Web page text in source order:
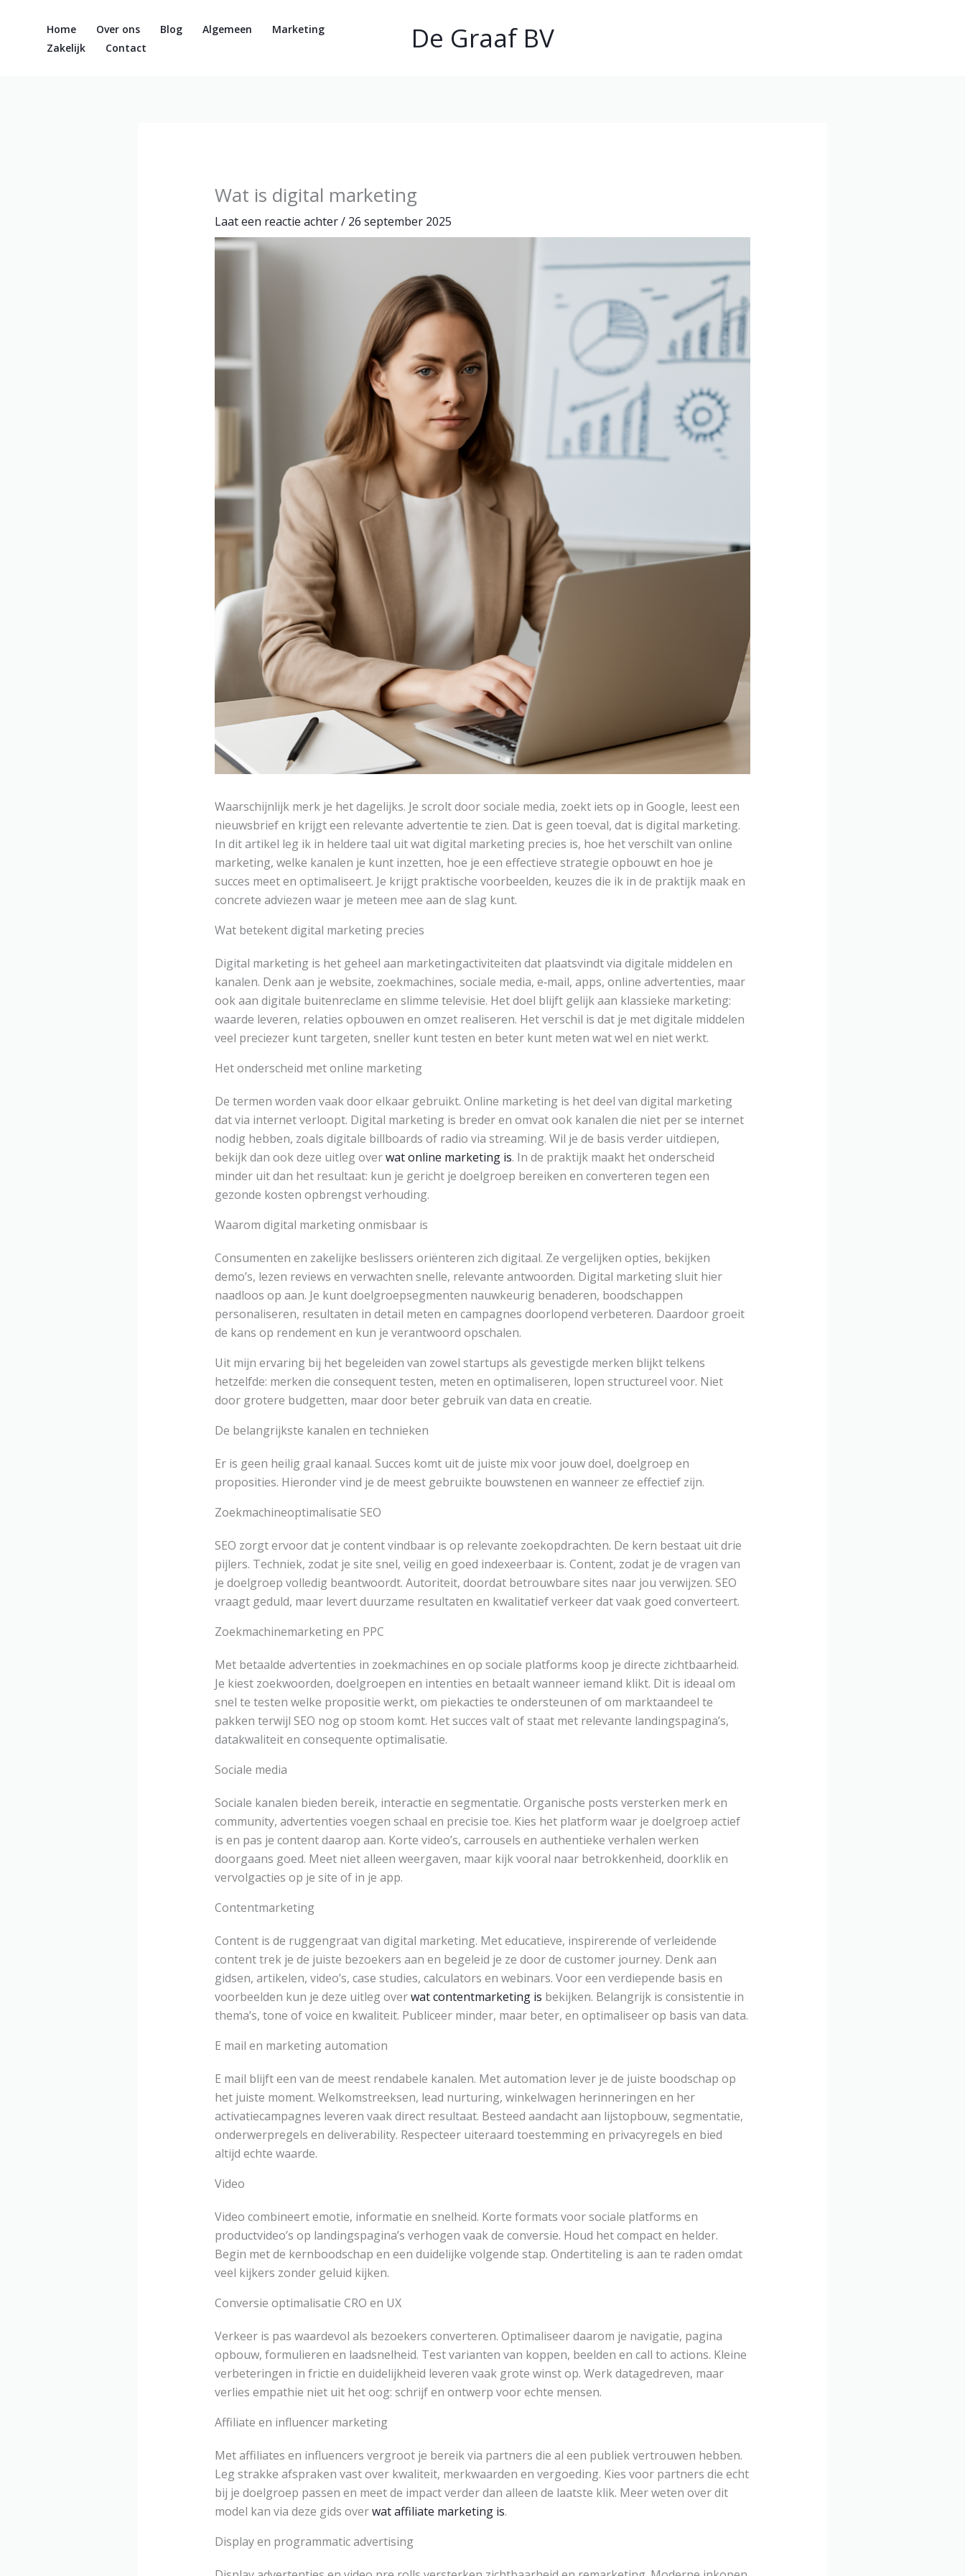
Home Over ons Blog Algemeen
Marketing
Zakelijk
Contact De Graaf BV
Wat is digital marketing
Laat een reactie achter/ 26 september 2025
Waarschijnlijk merk je het dagelijks. Je scrolt door sociale media, zoekt iets op in Google, leest een
nieuwsbrief en krijgt een relevante advertentie te zien. Dat is geen toeval, dat is digital marketing.
In dit artikel leg ik in heldere taal uit wat digital marketing precies is, hoe het verschilt van online
marketing, welke kanalen je kunt inzetten, hoe je een effectieve strategie opbouwt en hoe je
succes meet en optimaliseert. Je krijgt praktische voorbeelden, keuzes die ik in de praktijk maak en
concrete adviezen waar je meteen mee aan de slag kunt.
Wat betekent digital marketing precies
Digital marketing is het geheel aan marketingactiviteiten dat plaatsvindt via digitale middelen en
kanalen. Denk aan je website, zoekmachines, sociale media, e‑mail, apps, online advertenties, maar
ook aan digitale buitenreclame en slimme televisie. Het doel blijft gelijk aan klassieke marketing:
waarde leveren, relaties opbouwen en omzet realiseren. Het verschil is dat je met digitale middelen
veel preciezer kunt targeten, sneller kunt testen en beter kunt meten wat wel en niet werkt.
Het onderscheid met online marketing
De termen worden vaak door elkaar gebruikt. Online marketing is het deel van digital marketing
dat via internet verloopt. Digital marketing is breder en omvat ook kanalen die niet per se internet
nodig hebben, zoals digitale billboards of radio via streaming. Wil je de basis verder uitdiepen,
bekijk dan ook deze uitleg overwat online marketing is. In de praktijk maakt het onderscheid
minder uit dan het resultaat: kun je gericht je doelgroep bereiken en converteren tegen een
gezonde kosten opbrengst verhouding.
Waarom digital marketing onmisbaar is
Consumenten en zakelijke beslissers oriënteren zich digitaal. Ze vergelijken opties, bekijken
demo’s, lezen reviews en verwachten snelle, relevante antwoorden. Digital marketing sluit hier
naadloos op aan. Je kunt doelgroepsegmenten nauwkeurig benaderen, boodschappen
personaliseren, resultaten in detail meten en campagnes doorlopend verbeteren. Daardoor groeit
de kans op rendement en kun je verantwoord opschalen.
Uit mijn ervaring bij het begeleiden van zowel startups als gevestigde merken blijkt telkens
hetzelfde: merken die consequent testen, meten en optimaliseren, lopen structureel voor. Niet
door grotere budgetten, maar door beter gebruik van data en creatie.
De belangrijkste kanalen en technieken
Er is geen heilig graal kanaal. Succes komt uit de juiste mix voor jouw doel, doelgroep en
proposities. Hieronder vind je de meest gebruikte bouwstenen en wanneer ze effectief zijn.
Zoekmachineoptimalisatie SEO
SEO zorgt ervoor dat je content vindbaar is op relevante zoekopdrachten. De kern bestaat uit drie
pijlers. Techniek, zodat je site snel, veilig en goed indexeerbaar is. Content, zodat je de vragen van
je doelgroep volledig beantwoordt. Autoriteit, doordat betrouwbare sites naar jou verwijzen. SEO
vraagt geduld, maar levert duurzame resultaten en kwalitatief verkeer dat vaak goed converteert.
Zoekmachinemarketing en PPC
Met betaalde advertenties in zoekmachines en op sociale platforms koop je directe zichtbaarheid.
Je kiest zoekwoorden, doelgroepen en intenties en betaalt wanneer iemand klikt. Dit is ideaal om
snel te testen welke propositie werkt, om piekacties te ondersteunen of om marktaandeel te
pakken terwijl SEO nog op stoom komt. Het succes valt of staat met relevante landingspagina’s,
datakwaliteit en consequente optimalisatie.
Sociale media
Sociale kanalen bieden bereik, interactie en segmentatie. Organische posts versterken merk en
community, advertenties voegen schaal en precisie toe. Kies het platform waar je doelgroep actief
is en pas je content daarop aan. Korte video’s, carrousels en authentieke verhalen werken
doorgaans goed. Meet niet alleen weergaven, maar kijk vooral naar betrokkenheid, doorklik en
vervolgacties op je site of in je app.
Contentmarketing
Content is de ruggengraat van digital marketing. Met educatieve, inspirerende of verleidende
content trek je de juiste bezoekers aan en begeleid je ze door de customer journey. Denk aan
gidsen, artikelen, video’s, case studies, calculators en webinars. Voor een verdiepende basis en
voorbeelden kun je deze uitleg overwat contentmarketing is bekijken. Belangrijk is consistentie in
thema’s, tone of voice en kwaliteit. Publiceer minder, maar beter, en optimaliseer op basis van data.
E mail en marketing automation
E mail blijft een van de meest rendabele kanalen. Met automation lever je de juiste boodschap op
het juiste moment. Welkomstreeksen, lead nurturing, winkelwagen herinneringen en her
activatiecampagnes leveren vaak direct resultaat. Besteed aandacht aan lijstopbouw, segmentatie,
onderwerpregels en deliverability. Respecteer uiteraard toestemming en privacyregels en bied
altijd echte waarde.
Video
Video combineert emotie, informatie en snelheid. Korte formats voor sociale platforms en
productvideo’s op landingspagina’s verhogen vaak de conversie. Houd het compact en helder.
Begin met de kernboodschap en een duidelijke volgende stap. Ondertiteling is aan te raden omdat
veel kijkers zonder geluid kijken.
Conversie optimalisatie CRO en UX
Verkeer is pas waardevol als bezoekers converteren. Optimaliseer daarom je navigatie, pagina
opbouw, formulieren en laadsnelheid. Test varianten van koppen, beelden en call to actions. Kleine
verbeteringen in frictie en duidelijkheid leveren vaak grote winst op. Werk datagedreven, maar
verlies empathie niet uit het oog: schrijf en ontwerp voor echte mensen.
Affiliate en influencer marketing
Met affiliates en influencers vergroot je bereik via partners die al een publiek vertrouwen hebben.
Leg strakke afspraken vast over kwaliteit, merkwaarden en vergoeding. Kies voor partners die echt
bij je doelgroep passen en meet de impact verder dan alleen de laatste klik. Meer weten over dit
model kan via deze gids overwat affiliate marketing is.
Display en programmatic advertising